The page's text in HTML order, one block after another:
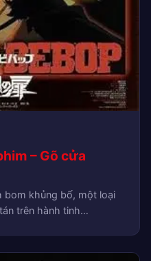
– Gõ cửa
bom khủng bố, một loại
trên hành tinh…